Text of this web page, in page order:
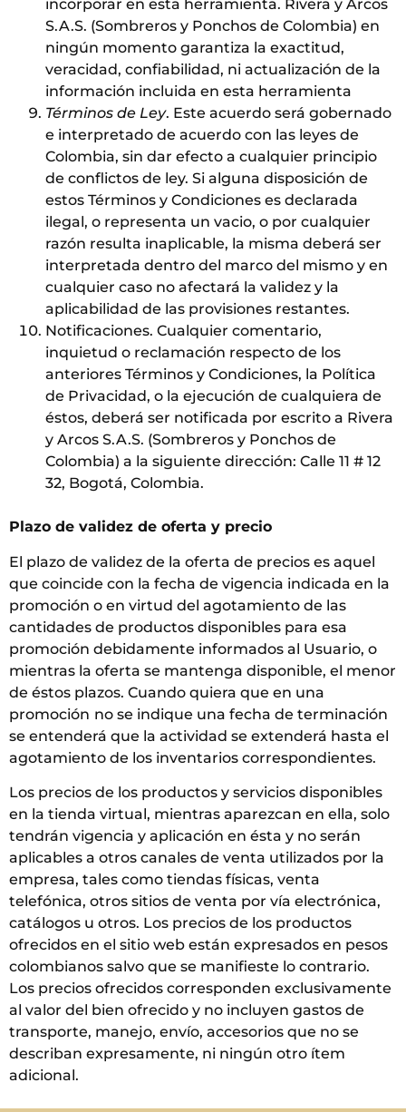
incorporar en esta herramienta. Rivera y Arcos
S.A.S. (Sombreros y Ponchos de Colombia) en
ningún momento garantiza la exactitud,
veracidad, confiabilidad, ni actualización de la
información incluida en esta herramienta
Términos de Ley. Este acuerdo será gobernado
e interpretado de acuerdo con las leyes de
Colombia, sin dar efecto a cualquier principio
de conflictos de ley. Si alguna disposición de
estos Términos y Condiciones es declarada
ilegal, o representa un vacio, o por cualquier
razón resulta inaplicable, la misma deberá ser
interpretada dentro del marco del mismo y en
cualquier caso no afectará la validez y la
aplicabilidad de las provisiones restantes.
Notificaciones. Cualquier comentario,
inquietud o reclamación respecto de los
anteriores Términos y Condiciones, la Política
de Privacidad, o la ejecución de cualquiera de
éstos, deberá ser notificada por escrito a Rivera
y Arcos S.A.S. (Sombreros y Ponchos de
Colombia) a la siguiente dirección: Calle 11 # 12
32, Bogotá, Colombia.
Plazo de validez de oferta y precio
El plazo de validez de la oferta de precios es aquel
que coincide con la fecha de vigencia indicada en la
promoción o en virtud del agotamiento de las
cantidades de productos disponibles para esa
promoción debidamente informados al Usuario, o
mientras la oferta se mantenga disponible, el menor
de éstos plazos. Cuando quiera que en una
promoción no se indique una fecha de terminación
se entenderá que la actividad se extenderá hasta el
agotamiento de los inventarios correspondientes.
Los precios de los productos y servicios disponibles
en la tienda virtual, mientras aparezcan en ella, solo
tendrán vigencia y aplicación en ésta y no serán
aplicables a otros canales de venta utilizados por la
empresa, tales como tiendas físicas, venta
telefónica, otros sitios de venta por vía electrónica,
catálogos u otros. Los precios de los productos
ofrecidos en el sitio web están expresados en pesos
colombianos salvo que se manifieste lo contrario.
Los precios ofrecidos corresponden exclusivamente
al valor del bien ofrecido y no incluyen gastos de
transporte, manejo, envío, accesorios que no se
describan expresamente, ni ningún otro ítem
adicional.